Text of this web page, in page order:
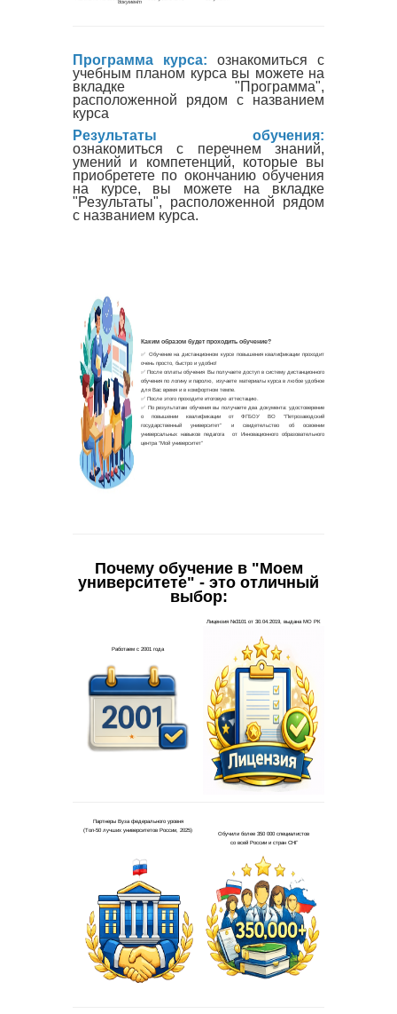
Программа курса: ознакомиться с
учебным планом курса вы можете на
вкладке "Программа",
расположенной рядом с названием
курса
Результаты обучения:
ознакомиться с перечнем знаний,
умений и компетенций, которые вы
приобретете по окончанию обучения
на курсе, вы можете на вкладке
"Результаты", расположенной рядом
с названием курса.
Почему обучение в "Моем
университете" - это отличный
выбор: